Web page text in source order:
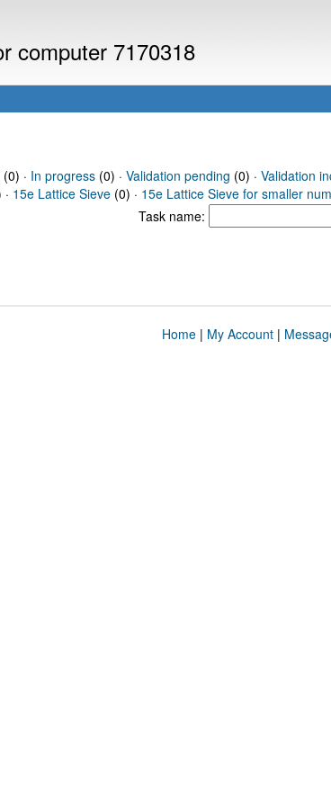
computer 7170318
· In progress(0) · Validation pending (0) · Validation
15e Lattice Sieve (0) · 15e Lattice Sieve for smaller
Task name:
Home| My Account|